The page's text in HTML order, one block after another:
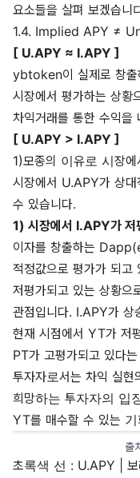
요소들을 살펴 보겠습니
1.4. Implied APY ≠
[ U.APY ≈ I.APY ]
ybtoken이 실제로 창출
시장에서 평가하는 상황
차익거래를 통한 수익을
[ U.APY > I.APY ]
1)모종의 이유로 시장
시장에서 U.APY가 상대
수 있습니다.
1) 시장에서 I.APY가 저
이자를 창출하는
적정값으로 평가가 되고
저평가되고 있는 상황으
관점입니다. I.APY가 상
현재 시점에서 YT가 저
PT가 고평가되고 있다
투자자로서는 차익 실
희망하는 투자자의 입
YT를 매수할 수 있는 기
출
초록색 선 : U.APY |